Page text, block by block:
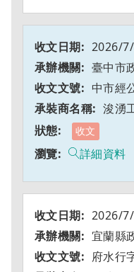
2026/
臺中市
中市經
浚湧
收文
詳細資料
2026/
宜蘭縣
府水行